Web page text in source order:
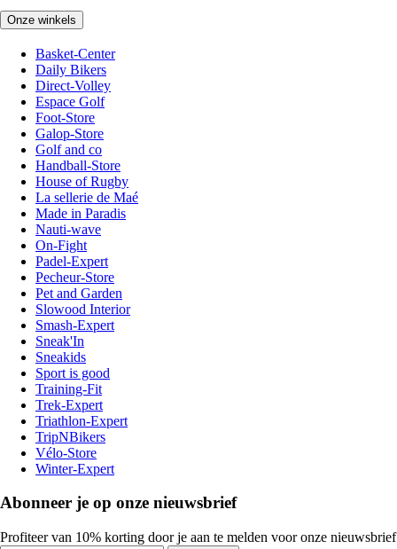
Onze winkels
Basket-Center
Daily Bikers
Direct-Volley
Espace Golf
Foot-Store
Galop-Store
Golf and co
Handball-Store
House of Rugby
La sellerie de Maé
Made in Paradis
Nauti-wave
On-Fight
Padel-Expert
Pecheur-Store
Pet and Garden
Slowood Interior
Smash-Expert
Sneak'In
Sneakids
Sport is good
Training-Fit
Trek-Expert
Triathlon-Expert
TripNBikers
Vélo-Store
Winter-Expert
Abonneer je op onze nieuwsbrief
Profiteer van 10% korting door je aan te melden voor onze nieuwsbrief